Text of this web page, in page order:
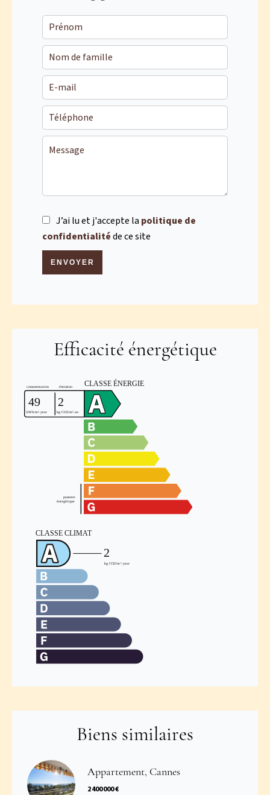
J’ai lu et j'accepte lapolitique de
confidentialitéde ce site
ENVOYER
Efficacité énergétique
Biens similaires
Appartement, Cannes
2 400 000 €